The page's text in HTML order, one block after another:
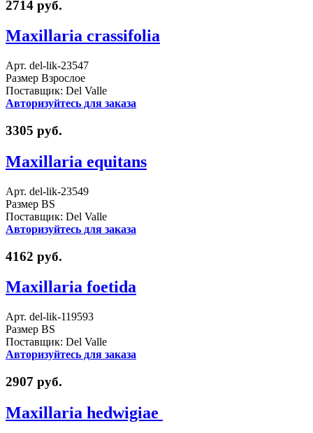
2714 руб.
Maxillaria crassifolia
Арт. del-lik-23547
Размер Взрослое
Поставщик: Del Valle
Авторизуйтесь для заказа
3305 руб.
Maxillaria equitans
Арт. del-lik-23549
Размер BS
Поставщик: Del Valle
Авторизуйтесь для заказа
4162 руб.
Maxillaria foetida
Арт. del-lik-119593
Размер BS
Поставщик: Del Valle
Авторизуйтесь для заказа
2907 руб.
Maxillaria hedwigiae